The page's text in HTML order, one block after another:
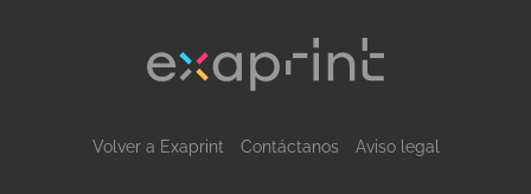
Volver a Exaprint Contáctanos Aviso legal